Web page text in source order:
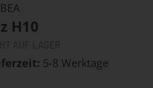
H10
5-8 Werktage